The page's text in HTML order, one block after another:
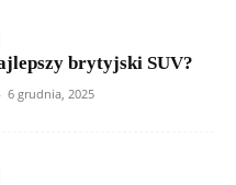
brytyjski SUV?
- 6 grudnia, 2025